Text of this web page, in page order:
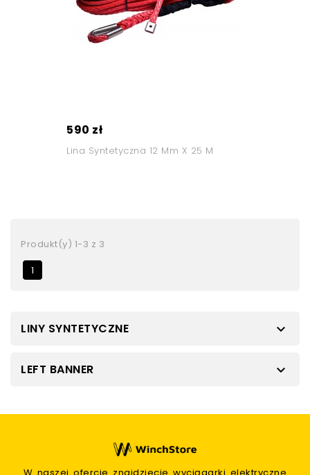
590 zł
Lina Syntetyczna 12 Mm X 25 M
Produkt(y) 1-3 z 3
1
LINY SYNTETYCZNE 
LEFT BANNER 